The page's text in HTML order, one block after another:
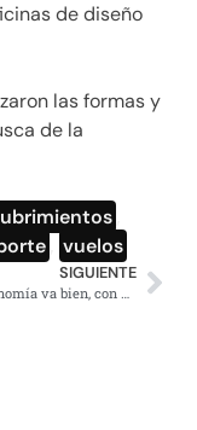
de diseño
las formas y
de la
vuelos
SIGUIENTE
AMLO: Economía va bien, con disminución de la deuda